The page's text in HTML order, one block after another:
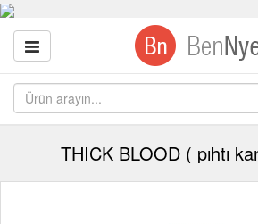
THICK BLOOD ( pıhtı